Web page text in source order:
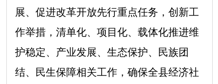
展、促进改革开放先行重点任务，创新工
作举措，清单化、项目化、载体化推进维
护稳定、产业发展、生态保护、民族团
结、民生保障相关工作，确保全县经济社